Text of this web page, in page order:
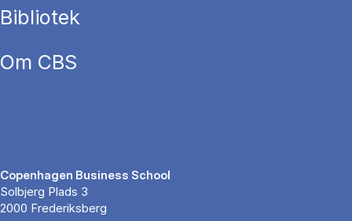
Bibliotek
Om CBS
Copenhagen Business School
Solbjerg Plads 3
2000 Frederiksberg